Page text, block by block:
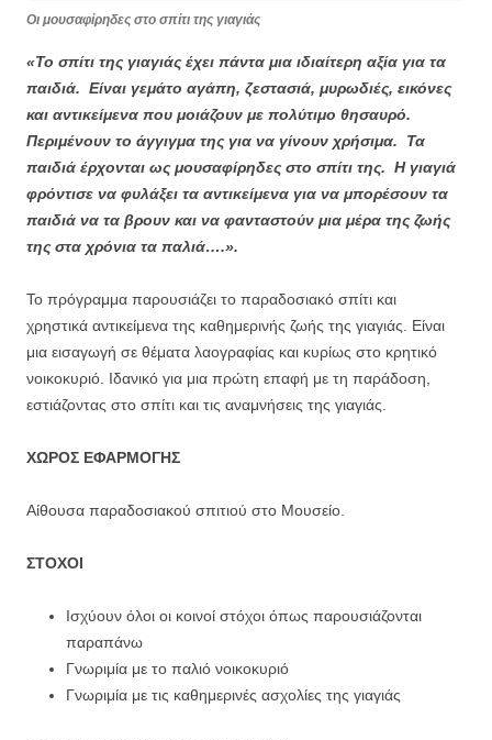
Οι μουσαφίρηδες στο σπίτι της γιαγιάς
«Το σπίτι της γιαγιάς έχει πάντα μια ιδιαίτερη αξία για τα
παιδιά. Είναι γεμάτο αγάπη, ζεστασιά, μυρωδιές, εικόνες
και αντικείμενα που μοιάζουν με πολύτιμο θησαυρό.
Περιμένουν το άγγιγμα της για να γίνουν χρήσιμα. Τα
παιδιά έρχονται ως μουσαφίρηδες στο σπίτι της. Η γιαγιά
φρόντισε να φυλάξει τα αντικείμενα για να μπορέσουν τα
παιδιά να τα βρουν και να φανταστούν μια μέρα της ζωής
της στα χρόνια τα παλιά….».
Το πρόγραμμα παρουσιάζει το παραδοσιακό σπίτι και
χρηστικά αντικείμενα της καθημερινής ζωής της γιαγιάς. Είναι
μια εισαγωγή σε θέματα λαογραφίας και κυρίως στο κρητικό
νοικοκυριό. Ιδανικό για μια πρώτη επαφή με τη παράδοση,
εστιάζοντας στο σπίτι και τις αναμνήσεις της γιαγιάς.
ΧΩΡΟΣ ΕΦΑΡΜΟΓΗΣ
Αίθουσα παραδοσιακού σπιτιού στο Μουσείο.
ΣΤΟΧΟΙ
Ισχύουν όλοι οι κοινοί στόχοι όπως παρουσιάζονται
παραπάνω
Γνωριμία με το παλιό νοικοκυριό
Γνωριμία με τις καθημερινές ασχολίες της γιαγιάς